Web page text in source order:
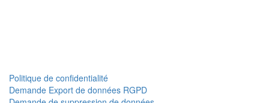
Politique de confidentialité
Demande Export de données RGPD